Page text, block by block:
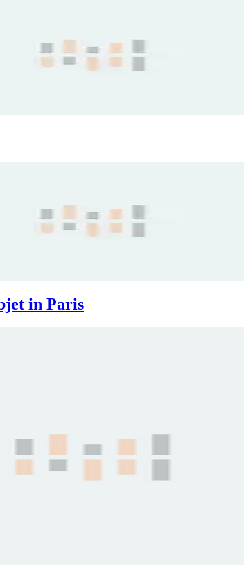
in Paris